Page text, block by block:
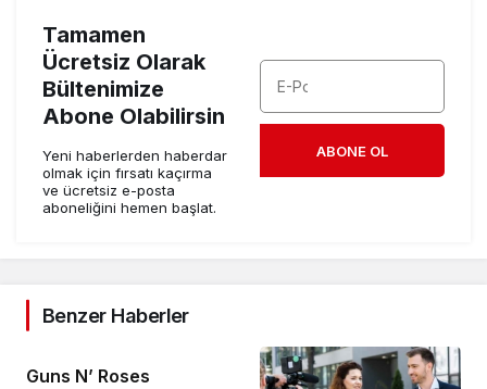
Tamamen
Ücretsiz Olarak
Bültenimize
Abone Olabilirsin
Yeni haberlerden haberdar
olmak için fırsatı kaçırma
ve ücretsiz e-posta
aboneliğini hemen başlat.
ABONE OL
Benzer Haberler
Guns N’ Roses